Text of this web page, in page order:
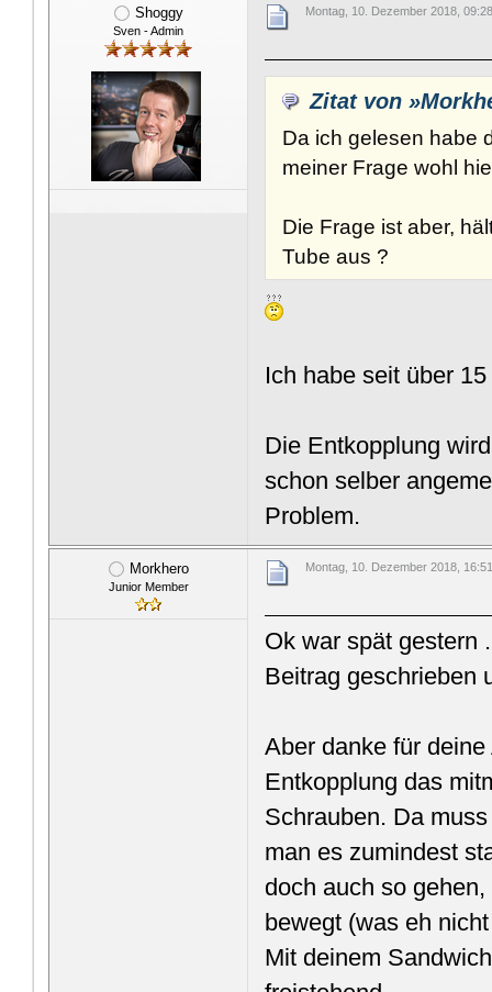
Shoggy
Sven - Admin
Montag, 10. Dezember 2018,
Zitat von
Da ich gelesen habe
meiner Frage wohl
Die Frage ist aber,
Tube aus ?
Ich habe seit über
Die Entkopplung
schon selber
Problem.
Morkhero
Junior Member
Montag, 10. Dezember 2018,
Ok war spät gestern
Beitrag geschrieben
Aber danke für
Entkopplung das
Schrauben. Da
man es zumindest
doch auch so
bewegt (was eh
Mit deinem